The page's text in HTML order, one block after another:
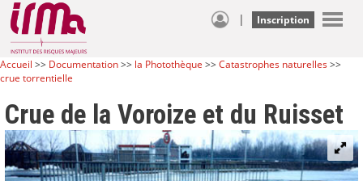
| Inscription
Accueil >> Documentation>> la Photothèque >>Catastrophes naturelles>>
crue torrentielle
Crue de la Voroize et du Ruisset